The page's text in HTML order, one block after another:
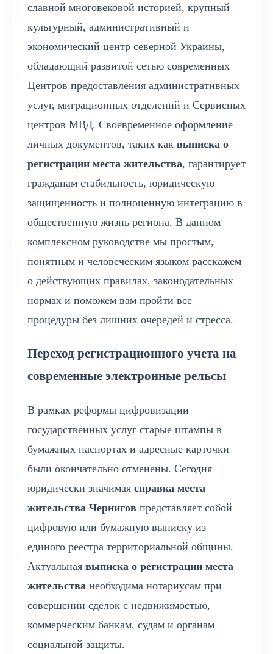
славной многовековой историей, крупный
культурный, административный и
экономический центр северной Украины,
обладающий развитой сетью современных
Центров предоставления административных
услуг, миграционных отделений и Сервисных
центров МВД. Своевременное оформление
личных документов, таких как выписка о
регистрации места жительства, гарантирует
гражданам стабильность, юридическую
защищенность и полноценную интеграцию в
общественную жизнь региона. В данном
комплексном руководстве мы простым,
понятным и человеческим языком расскажем
о действующих правилах, законодательных
нормах и поможем вам пройти все
процедуры без лишних очередей и стресса.
Переход регистрационного учета на
современные электронные рельсы
В рамках реформы цифровизации
государственных услуг старые штампы в
бумажных паспортах и адресные карточки
были окончательно отменены. Сегодня
юридически значимая справка места
жительства Чернигов представляет собой
цифровую или бумажную выписку из
единого реестра территориальной общины.
Актуальная выписка о регистрации места
жительства необходима нотариусам при
совершении сделок с недвижимостью,
коммерческим банкам, судам и органам
социальной защиты.